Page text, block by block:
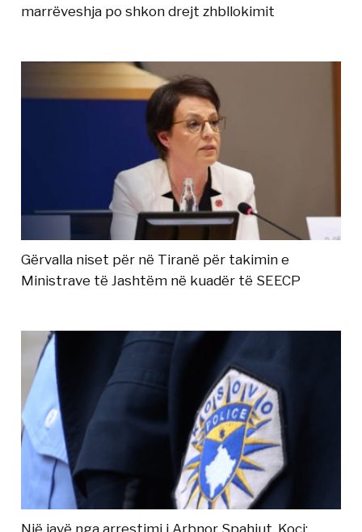
marrëveshja po shkon drejt zhbllokimit
Gërvalla niset për në Tiranë për takimin e
Ministrave të Jashtëm në kuadër të SEECP
Një javë nga arrestimi i Arbnor Spahiut, Koci: